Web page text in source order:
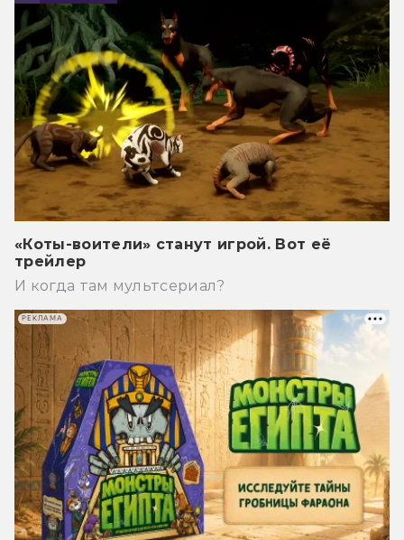
«Коты-воители» станут игрой. Вот её
трейлер
И когда там мультсериал?
РЕКЛАМА